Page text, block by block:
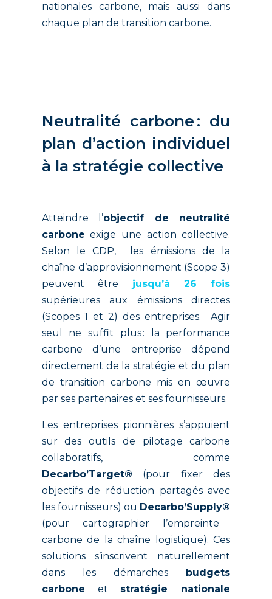
nationales carbone, mais aussi dans
chaque plan de transition carbone.
Neutralité carbone : du
plan d’action individuel
à la stratégie collective
Atteindre l’objectif de neutralité
carbone exige une action collective.
Selon le CDP, les émissions de la
chaîne d’approvisionnement (Scope 3)
peuvent être jusqu’à 26 fois
supérieures aux émissions directes
(Scopes 1 et 2) des entreprises. Agir
seul ne suffit plus : la performance
carbone d’une entreprise dépend
directement de la stratégie et du plan
de transition carbone mis en œuvre
par ses partenaires et ses fournisseurs.
Les entreprises pionnières s’appuient
sur des outils de pilotage carbone
collaboratifs, comme
Decarbo’Target® (pour fixer des
objectifs de réduction partagés avec
les fournisseurs) ou Decarbo’Supply®
(pour cartographier l’empreinte
carbone de la chaîne logistique). Ces
solutions s’inscrivent naturellement
dans les démarches budgets
carbone et stratégie nationale